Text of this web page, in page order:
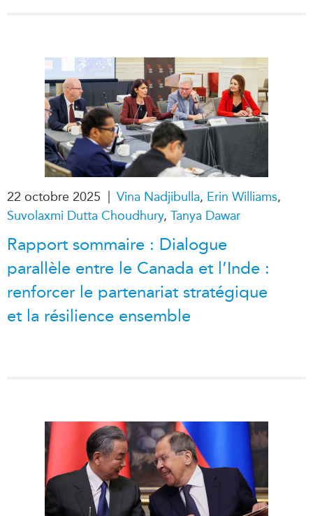
22 octobre 2025 | Vina Nadjibulla, Erin Williams,
Suvolaxmi Dutta Choudhury, Tanya Dawar
Rapport sommaire : Dialogue
parallèle entre le Canada et l’Inde :
renforcer le partenariat stratégique
et la résilience ensemble